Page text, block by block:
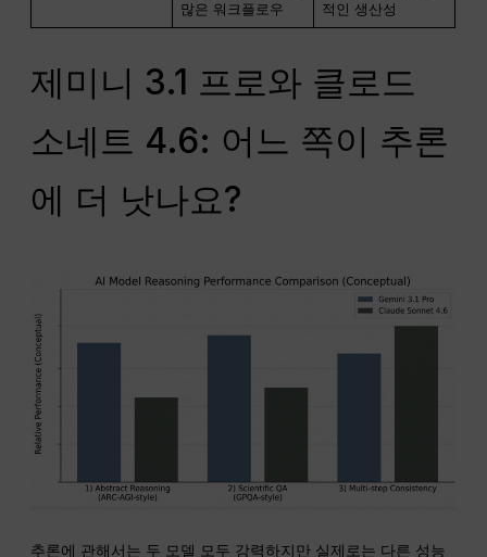
많은 워크플로우
적인 생산성
제미니 3.1 프로와 클로드
소네트 4.6: 어느 쪽이 추론
에 더 낫나요?
추론에 관해서는 두 모델 모두 강력하지만 실제로는 다른 성능